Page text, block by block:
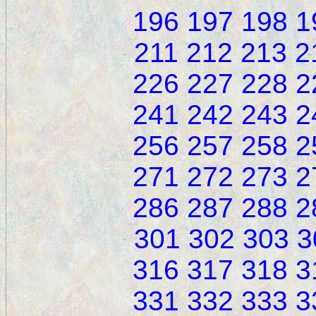
196 197 198
211 212 213
226 227 228
241 242 243
256 257 258
271 272 273
286 287 288
301 302 303
316 317 318
331 332 333